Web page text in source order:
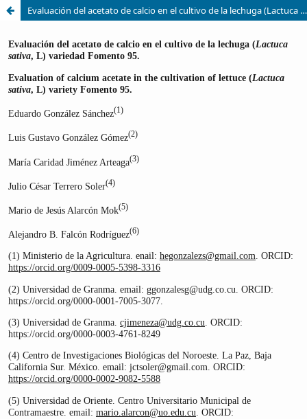
Evaluación del acetato de calcio en el cultivo de la lechuga (Lactuca sativa, L) variedad Fomento 95.